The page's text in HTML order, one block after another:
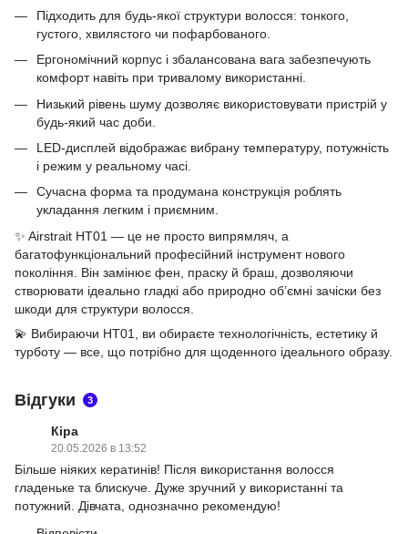
Підходить для будь-якої структури волосся: тонкого,
густого, хвилястого чи пофарбованого.
Ергономічний корпус і збалансована вага забезпечують
комфорт навіть при тривалому використанні.
Низький рівень шуму дозволяє використовувати пристрій у
будь-який час доби.
LED-дисплей відображає вибрану температуру, потужність
і режим у реальному часі.
Сучасна форма та продумана конструкція роблять
укладання легким і приємним.
✨ Airstrait HT01 — це не просто випрямляч, а
багатофункціональний професійний інструмент нового
покоління. Він замінює фен, праску й браш, дозволяючи
створювати ідеально гладкі або природно об’ємні зачіски без
шкоди для структури волосся.
💫 Вибираючи HT01, ви обираєте технологічність, естетику й
турботу — все, що потрібно для щоденного ідеального образу.
Відгуки 3
Кіра
20.05.2026 в 13:52
Більше ніяких кератинів! Після використання волосся
гладеньке та блискуче. Дуже зручний у використанні та
потужний. Дівчата, однозначно рекомендую!